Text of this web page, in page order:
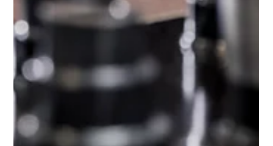
HOME
SERVICES